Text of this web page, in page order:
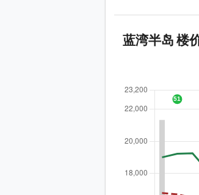
蓝湾半岛 楼